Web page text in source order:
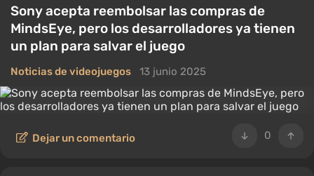
Sony acepta reembolsar las compras de
MindsEye, pero los desarrolladores ya tienen
un plan para salvar el juego
Noticias de videojuegos 13 junio 2025
0
Dejar un comentario